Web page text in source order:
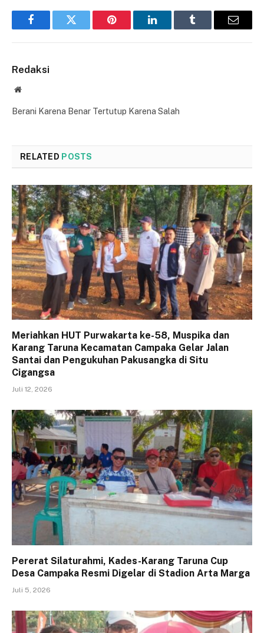
FacebookTwitter Pinterest LinkedInTumblr Email
Redaksi
Website
Berani Karena Benar Tertutup Karena Salah
RELATED POSTS
Meriahkan HUT Purwakarta ke-58, Muspika dan
Karang Taruna Kecamatan Campaka Gelar Jalan
Santai dan Pengukuhan Pakusangka di Situ
Cigangsa
Juli 12, 2026
Pererat Silaturahmi, Kades-Karang Taruna Cup
Desa Campaka Resmi Digelar di Stadion Arta Marga
Juli 5, 2026